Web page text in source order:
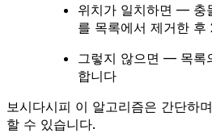
위치가 일치하면 — 충
를 목록에서 제거한
그렇지 않으면 — 목록
합니다
보시다시피 이 알고리즘은 간단하
할 수 있습니다.